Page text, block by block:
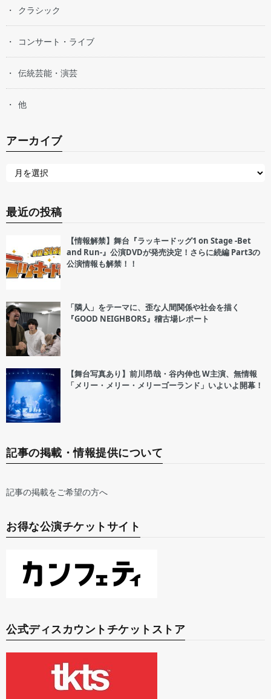
クラシック
コンサート・ライブ
伝統芸能・演芸
他
アーカイブ
最近の投稿
【情報解禁】舞台『ラッキードッグ1 on Stage -Bet
and Run-』公演DVDが発売決定！さらに続編 Part3の
公演情報も解禁！！
「隣人」をテーマに、歪な人間関係や社会を描く
『GOOD NEIGHBORS』稽古場レポート
【舞台写真あり】前川昂哉・谷内伸也 W主演、無情報
「メリー・メリー・メリーゴーランド」いよいよ開幕！
記事の掲載・情報提供について
記事の掲載をご希望の方へ
お得な公演チケットサイト
公式ディスカウントチケットストア